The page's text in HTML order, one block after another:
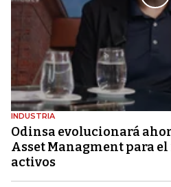
INDUSTRIA
Odinsa evolucionará
Asset Managment para
activos